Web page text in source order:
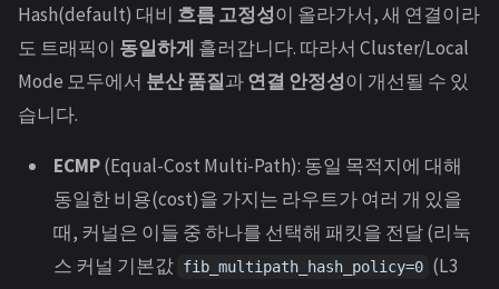
Hash(default) 대비 흐름 고정성이 올라가서, 새 연결이라
도 트래픽이 동일하게 흘러갑니다. 따라서 Cluster/Local
Mode 모두에서 분산 품질과연결 안정성이 개선될 수 있
습니다.
ECMP(Equal-Cost Multi-Path): 동일 목적지에 대해
동일한 비용(cost)을 가지는 라우트가 여러 개 있을
때, 커널은 이들 중 하나를 선택해 패킷을 전달 (리눅
스 커널 기본값 fib_multipath_hash_policy=0 (L3